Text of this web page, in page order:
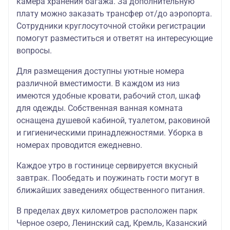
«Кристалл» 3*
(стандартный
номер
TWIN/DBL)
30.04.26
13.05.2026
«Марков» 4*
(стандарт
TWIN/DBL)
30.04.26
30.04.2026-
13.05.2026
11.06.2026-
17.06.2026
31370 13370/
Отель «Давыдов
на Карла
Маркса» 3*
(стандартный
номер
TWIN/DBL)
30.04.26
30.04.2026-
11.06.2026-
17.06.2026
31370 13370/
Отель «Давыдов
на Назарбаева»
3* (стандартный
30.04.2026-
13.05.2026
плату можно заказать трансфер от/до аэропорта.
Сотрудники круглосуточной стойки регистрации
помогут разместиться и ответят на интересующие
вопросы.
Для размещения доступны уютные номера
различной вместимости. В каждом из низ
имеются удобные кровати, рабочий стол, шкаф
для одежды. Собственная ванная комната
оснащена душевой кабиной, туалетом, раковиной
и гигиеническими принадлежностями. Уборка в
номерах проводится ежедневно.
Каждое утро в гостинице сервируется вкусный
завтрак. Пообедать и поужинать гости могут в
ближайших заведениях общественного питания.
В пределах двух километров расположен парк
Черное озеро, Ленинский сад, Кремль, Казанский